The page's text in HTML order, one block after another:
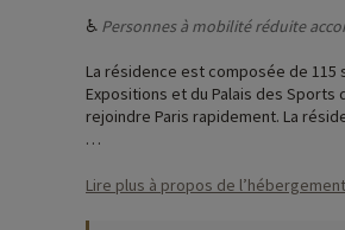
♿ Personnes à mobilité réduite
La résidence est composée de
Expositions et du Palais des
rejoindre Paris rapidement. La
♥iNotre activité coup de
Lire plus à propos de l’hébergement